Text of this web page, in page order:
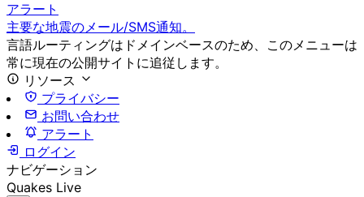
アラート
主要な地震のメール/SMS通知。
言語ルーティングはドメインベースのため、このメニューは
常に現在の公開サイトに追従します。
リソース
プライバシー
お問い合わせ
アラート
ログイン
ナビゲーション
Quakes Live